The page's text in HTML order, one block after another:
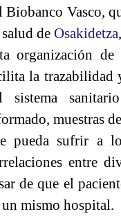
Biobanco Vasco,
de Osakidetza
organización
la trazabilidad
sistema
muestras
pueda sufrir a
entre
de que el
un mismo hospital.